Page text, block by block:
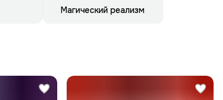
Магический реализм